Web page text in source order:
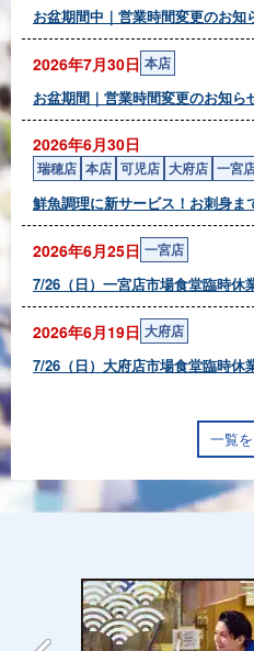
お盆期間中｜営業時間変更のお知
お盆期間｜営業時間変更のお知ら
2026年7月30日 本店
鮮魚調理に新サービス！お刺身ま
2026年6月30日
瑞穂店 本店 可児店 大府店 一宮
7/26（日）一宮店市場食堂臨時休
2026年6月25日 一宮店
7/26（日）大府店市場食堂臨時休
2026年6月19日 大府店
一覧